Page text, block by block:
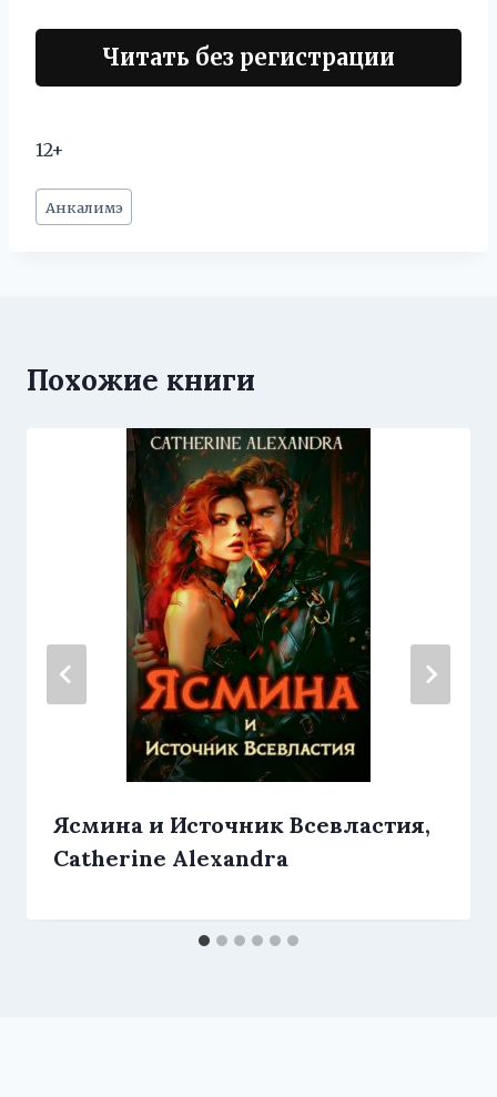
Читать без регистрации
12+
Метки
записи:
Анкалимэ
Похожие книги
Ясмина и Источник Всевластия,
Catherine Alexandra